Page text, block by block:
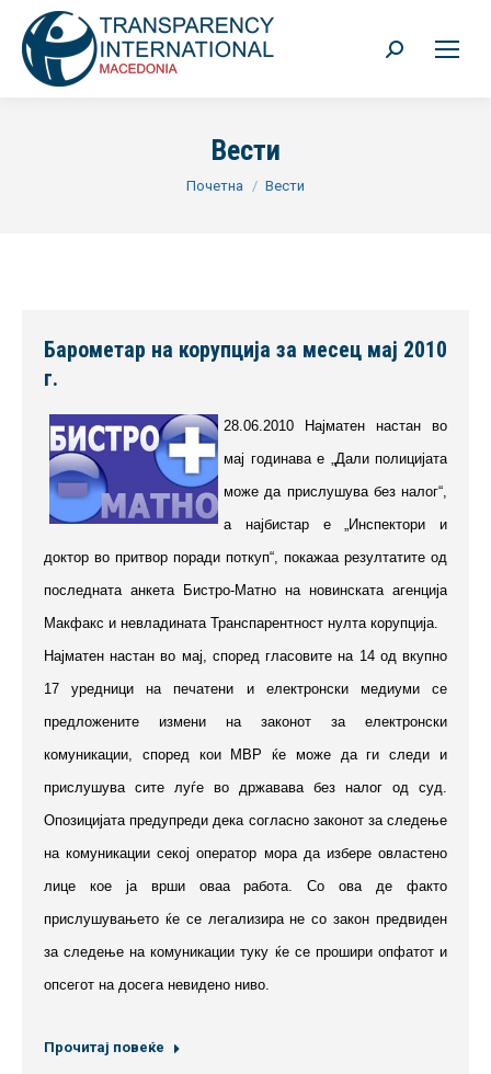
Search:
Вести
You are here:
Почетна Вести
Барометар на корупција за месец мај 2010
г.
28.06.2010 Најматен настан во
мај годинава е „Дали полицијата
може да прислушува без налог“,
а најбистар е „Инспектори и
доктор во притвор поради поткуп“, покажаа резултатите од
последната анкета Бистро-Матно на новинската агенција
Макфакс и невладината Транспарентност нулта корупција.
Најматен настан во мај, според гласовите на 14 од вкупно
17 уредници на печатени и електронски медиуми се
предложените измени на законот за електронски
комуникации, според кои МВР ќе може да ги следи и
прислушува сите луѓе во државава без налог од суд.
Опозицијата предупреди дека согласно законот за следење
на комуникации секој оператор мора да избере овластено
лице кое ја врши оваа работа. Со ова де факто
прислушувањето ќе се легализира не со закон предвиден
за следење на комуникации туку ќе се прошири опфатот и
опсегот на досега невидено ниво.
Прочитај повеќе